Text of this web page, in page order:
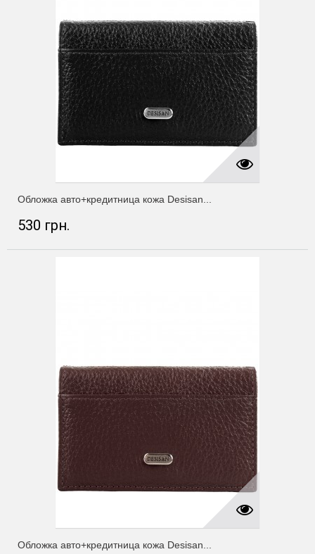
Обложка авто+кредитница кожа Desisan...
530 грн.
Обложка авто+кредитница кожа Desisan...